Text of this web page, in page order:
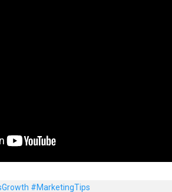
#MarketingTips